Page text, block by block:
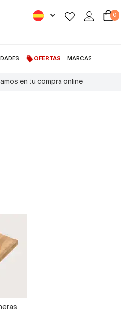
0
OFERTAS MARCAS
en tu compra online